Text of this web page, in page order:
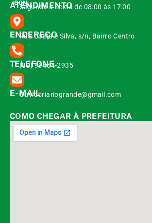
ATENDIMENTO
Segunda à Sexta de 08:00 às 17:00
ENDEREÇO
Rua Costa e Silva, s/n, Bairro Centro
TELEFONE
(89) 99454-2935
E-MAIL
Ouvidoriariogrande@gmail.com
COMO CHEGAR À PREFEITURA